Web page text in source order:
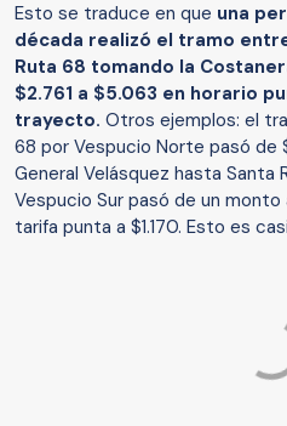
Esto se traduce en que una
década realizó el tramo
Ruta 68 tomando la
$2.761 a $5.063 en horario
trayecto. Otros ejemplos: el
68 por Vespucio Norte pasó de
General Velásquez hasta Santa
Vespucio Sur pasó de un
tarifa punta a $1.170. Esto es